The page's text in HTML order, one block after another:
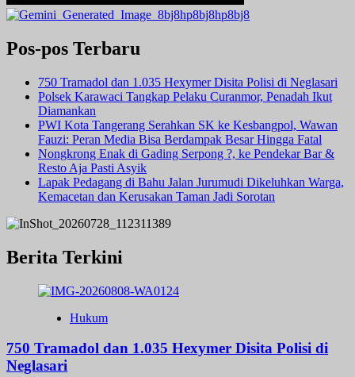
Pos-pos Terbaru
750 Tramadol dan 1.035 Hexymer Disita Polisi di Neglasari
Polsek Karawaci Tangkap Pelaku Curanmor, Penadah Ikut
Diamankan
PWI Kota Tangerang Serahkan SK ke Kesbangpol, Wawan
Fauzi: Peran Media Bisa Berdampak Besar Hingga Fatal
Nongkrong Enak di Gading Serpong ?, ke Pendekar Bar &
Resto Aja Pasti Asyik
Lapak Pedagang di Bahu Jalan Jurumudi Dikeluhkan Warga,
Kemacetan dan Kerusakan Taman Jadi Sorotan
Berita Terkini
Hukum
750 Tramadol dan 1.035 Hexymer Disita Polisi di
Neglasari